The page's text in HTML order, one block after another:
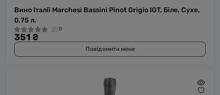
Вино Італії Marchesi Bassini Pinot Grigio IGT, Біле, Сухе,
0.75 л.
0
351 ₴
Повідомити мене